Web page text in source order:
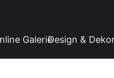
GalerieDesign &